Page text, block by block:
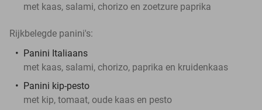
met kaas, salami, chorizo en zoetzure paprika
Rijkbelegde panini's:
Panini Italiaans
met kaas, salami, chorizo, paprika en kruidenkaas
Panini kip-pesto
met kip, tomaat, oude kaas en pesto